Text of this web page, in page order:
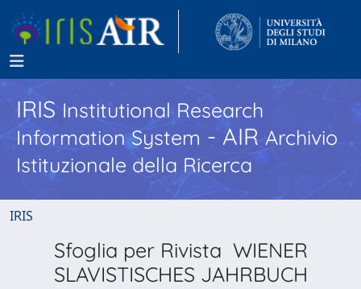
IRISInstitutional Research
Information System - AIR Archivio
Istituzionale della Ricerca
IRIS
Sfoglia per Rivista WIENER
SLAVISTISCHES JAHRBUCH